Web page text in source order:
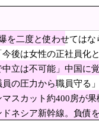
れないと思ったのに
クチン情報を信じる人の60
ブレーカー発動」と話題に
り「極めて強い不満、苦情
シア侵攻しなかった
黙の伝統がこちら・・
国台湾に輸出額抜かされ
爆を二度と使わせて
今後は女性の正社員化
立は不可能」中国に
員の圧力から職員守る
マスカット約400房が
ドネシア新幹線。負債